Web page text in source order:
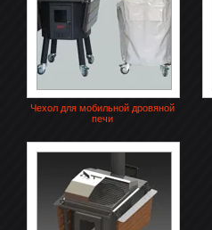
Чехол для мобильной дровяной
печи